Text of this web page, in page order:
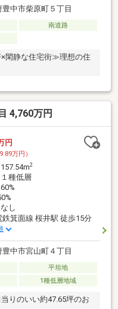
豊中市柴原町５丁目
南道路
閑静な住宅街≫理想の住
4,760万円
円
万円）
2
種低層
し
鉄箕面線 桜井駅 徒歩15分
豊中市宮山町４丁目
平坦地
1種低層地域
りのいい約47.65坪のお